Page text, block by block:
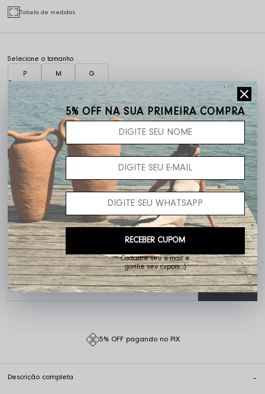
Tabela de medidas
P M G
Frete grátis acima de R$ 400,00
Não sei o meu CEP
5% OFF pagando no PIX
Descrição completa
5% OFF NA SUA PRIMEIRA COMPRA
Cadastre seu e-mail e
ganhe seu cupom ;)
RECEBER CUPOM